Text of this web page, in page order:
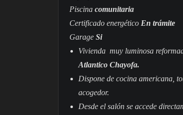
Piscina comunitaria
Certificado energético En trámite
Garage Si
Vivienda muy luminosa
Atlantico Chayofa.
Dispone de cocina americana,
acogedor.
Desde el salón se accede